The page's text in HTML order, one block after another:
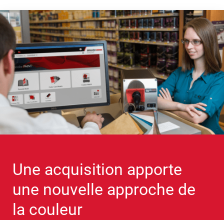
Une acquisition apporte
une nouvelle approche de
la couleur